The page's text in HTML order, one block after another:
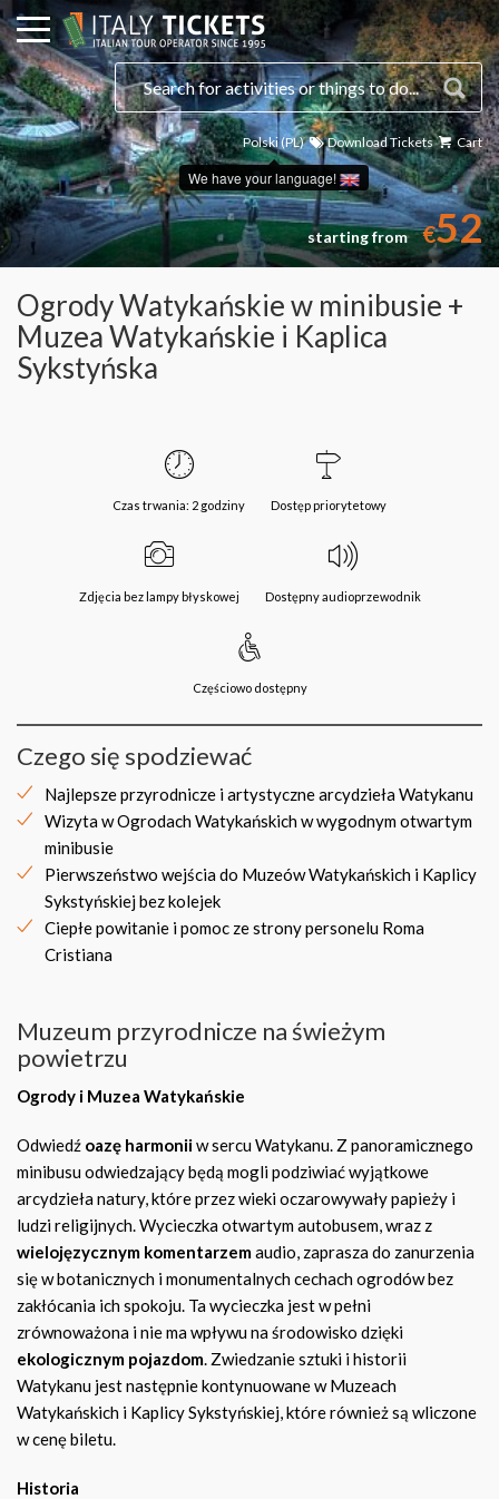
Polski (PL)
We have your language!
Download Tickets Cart
starting from €52
Ogrody Watykańskie w minibusie +
Muzea Watykańskie i Kaplica
Sykstyńska
Czas trwania: 2 godziny Dostęp priorytetowy
Zdjęcia bez lampy błyskowej Dostępny audioprzewodnik
Częściowo dostępny
Czego się spodziewać
Najlepsze przyrodnicze i artystyczne arcydzieła Watykanu
Wizyta w Ogrodach Watykańskich w wygodnym otwartym
minibusie
Pierwszeństwo wejścia do Muzeów Watykańskich i Kaplicy
Sykstyńskiej bez kolejek
Ciepłe powitanie i pomoc ze strony personelu Roma
Cristiana
Muzeum przyrodnicze na świeżym
powietrzu
Ogrody i Muzea Watykańskie
Odwiedź oazę harmoniiw sercu Watykanu. Z panoramicznego
minibusu odwiedzający będą mogli podziwiać wyjątkowe
arcydzieła natury, które przez wieki oczarowywały papieży i
ludzi religijnych. Wycieczka otwartym autobusem, wraz z
wielojęzycznym komentarzemaudio, zaprasza do zanurzenia
się w botanicznych i monumentalnych cechach ogrodów bez
zakłócania ich spokoju. Ta wycieczka jest w pełni
zrównoważona i nie ma wpływu na środowisko dzięki
ekologicznym pojazdom. Zwiedzanie sztuki i historii
Watykanu jest następnie kontynuowane w Muzeach
Watykańskich i Kaplicy Sykstyńskiej, które również są wliczone
w cenę biletu.
Historia